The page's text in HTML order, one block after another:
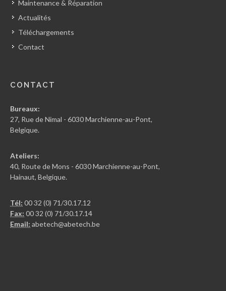
Maintenance & Réparation
Actualités
Téléchargements
Contact
CONTACT
Bureaux:
27, Rue de Nimal - 6030 Marchienne-au-Pont,
Belgique.
Ateliers:
40, Route de Mons - 6030 Marchienne-au-Pont,
Hainaut, Belgique.
Tél: 00 32 (0) 71/30.17.12
Fax: 00 32 (0) 71/30.17.14
Email: abetech@abetech.be